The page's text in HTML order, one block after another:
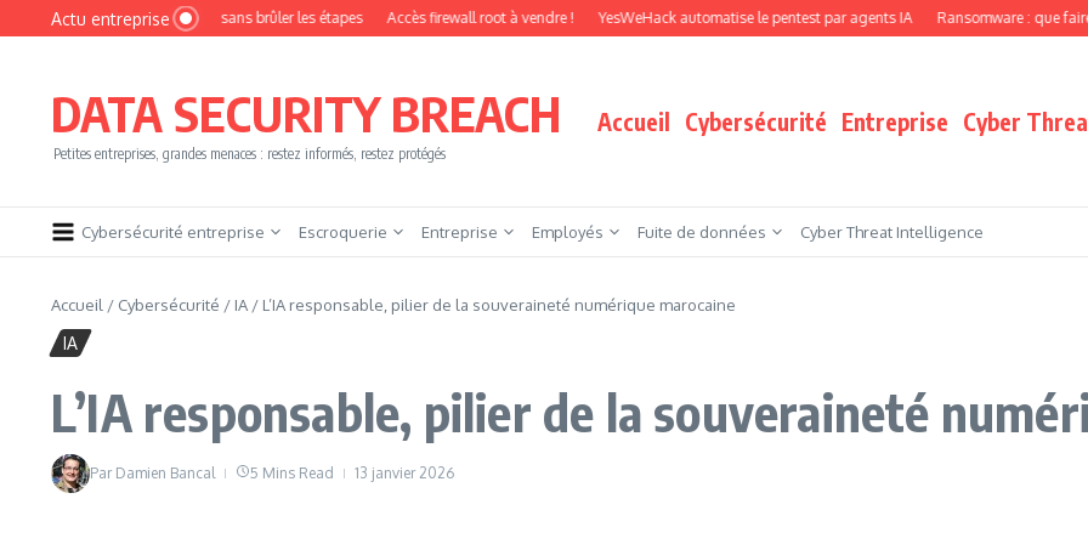
Aller au contenu
Actu entreprise
devenir pentester sans brûler les étapes Accès firewall root à vendre ! YesWeHack automatise le pentest par agents IA Ransomware : que faire quand
DATA SECURITY BREACH
Petites entreprises, grandes menaces : restez informés, restez protégés
Accueil Cybersécurité Entreprise Cyber
Cybersécurité entreprise Escroquerie Entreprise Employés Fuite de données Cyber Threat Intelligence
Accueil / Cybersécurité / IA / L’IA responsable, pilier de la souveraineté numérique marocaine
IA
L’IA responsable, pilier de la souveraineté
Par Damien Bancal 5 Mins Read 13 janvier 2026